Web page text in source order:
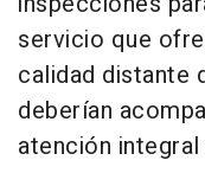
servicio que
calidad distante
deberían
atención